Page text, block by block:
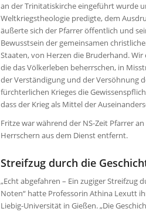
an der Trinitatiskirche eingeführt wurde
Weltkriegstheologie predigte, dem
äußerte sich der Pfarrer öffentlich und
Bewusstsein der gemeinsamen
Staaten, von Herzen die Bruderhand.
die das Völkerleben beherrschen, in
der Verständigung und der Versöhnung
fürchterlichen Krieges die
dass der Krieg als Mittel der
Fritze war während der NS-Zeit Pfarrer
Herrschern aus dem Dienst entfernt.
Streifzug durch die
„Echt abgefahren – Ein zugiger
Noten“ hatte Professorin Athina Lexutt
Liebig-Universität in Gießen. „Die